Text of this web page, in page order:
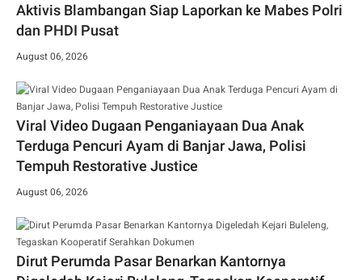
Aktivis Blambangan Siap Laporkan ke Mabes Polri
dan PHDI Pusat
August 06, 2026
Viral Video Dugaan Penganiayaan Dua Anak
Terduga Pencuri Ayam di Banjar Jawa, Polisi
Tempuh Restorative Justice
August 06, 2026
Dirut Perumda Pasar Benarkan Kantornya